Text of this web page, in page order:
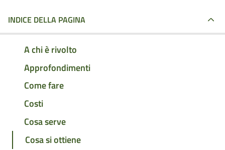
INDICE DELLA PAGINA
A chi è rivolto
Approfondimenti
Come fare
Costi
Cosa serve
Cosa si ottiene